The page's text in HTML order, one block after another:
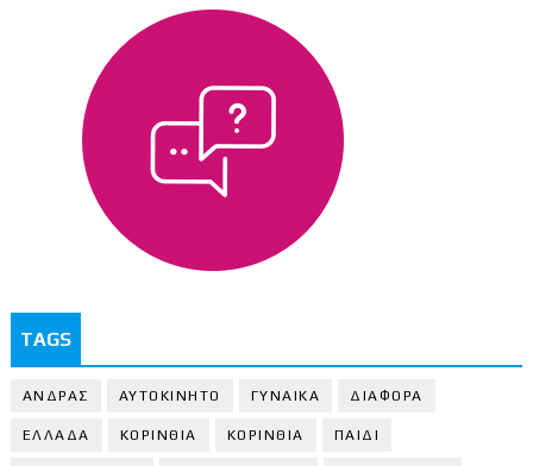
TAGS
ΑΝΔΡΑΣ ΑΥΤΟΚΙΝΗΤΟ ΓΥΝΑΙΚΑ ΔΙΑΦΟΡΑ
ΕΛΛΑΔΑ ΚΟΡΙΝΘΙΑ ΚΟΡΙΝΘΙA ΠΑΙΔΙ